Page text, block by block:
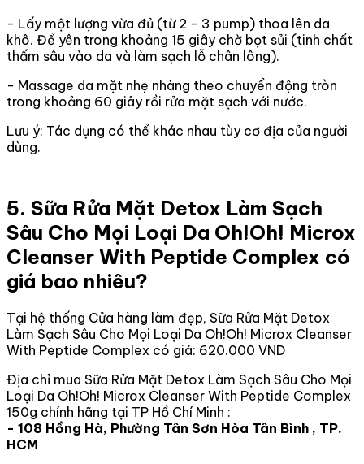
- Lấy một lượng vừa đủ (từ 2 - 3 pump) thoa lên da
khô. Để yên trong khoảng 15 giây chờ bọt sủi (tinh chất
thấm sâu vào da và làm sạch lỗ chân lông).
- Massage da mặt nhẹ nhàng theo chuyển động tròn
trong khoảng 60 giây rồi rửa mặt sạch với nước.
Lưu ý: Tác dụng có thể khác nhau tùy cơ địa của người
dùng.
5. Sữa Rửa Mặt Detox Làm Sạch
Sâu Cho Mọi Loại Da Oh!Oh! Microx
Cleanser With Peptide Complex có
giá bao nhiêu?
Tại hệ thống Cửa hàng làm đẹp, Sữa Rửa Mặt Detox
Làm Sạch Sâu Cho Mọi Loại Da Oh!Oh! Microx Cleanser
With Peptide Complex có giá: 620.000 VND
Địa chỉ mua Sữa Rửa Mặt Detox Làm Sạch Sâu Cho Mọi
Loại Da Oh!Oh! Microx Cleanser With Peptide Complex
150g chính hãng tại TP Hồ Chí Minh :
- 108 Hồng Hà, Phường Tân Sơn Hòa Tân Bình , TP.
HCM